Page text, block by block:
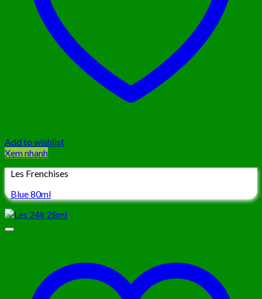
Add to wishlist
Xem nhanh
Les Frenchises
Blue 80ml